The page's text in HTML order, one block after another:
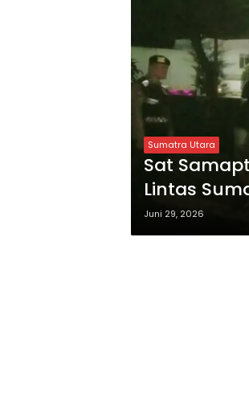
Sumatra Utara
Sat
Lintas
Juni 29, 2026